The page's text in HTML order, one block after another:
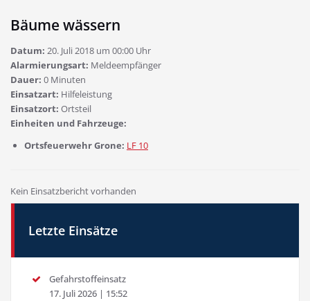
Bäume wässern
Datum: 20. Juli 2018 um 00:00 Uhr
Alarmierungsart: Meldeempfänger
Dauer: 0 Minuten
Einsatzart: Hilfeleistung
Einsatzort: Ortsteil
Einheiten und Fahrzeuge:
Ortsfeuerwehr Grone: LF 10
Kein Einsatzbericht vorhanden
Letzte Einsätze
Gefahrstoffeinsatz
17. Juli 2026 | 15:52